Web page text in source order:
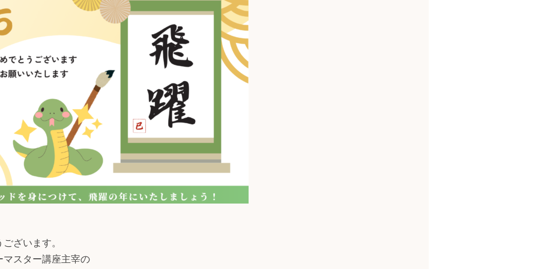
ざいます。
マスター講座主宰の